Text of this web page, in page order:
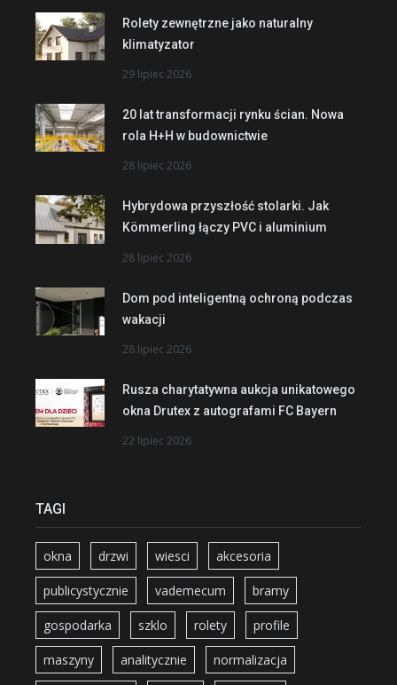
Rolety zewnętrzne jako naturalny
klimatyzator
29 lipiec 2026
20 lat transformacji rynku ścian. Nowa
rola H+H w budownictwie
28 lipiec 2026
Hybrydowa przyszłość stolarki. Jak
Kömmerling łączy PVC i aluminium
28 lipiec 2026
Dom pod inteligentną ochroną podczas
wakacji
28 lipiec 2026
Rusza charytatywna aukcja unikatowego
okna Drutex z autografami FC Bayern
22 lipiec 2026
TAGI
okna drzwi wiesci akcesoria
publicystycznie vademecum bramy
gospodarka szklo rolety profile
maszyny analitycznie normalizacja